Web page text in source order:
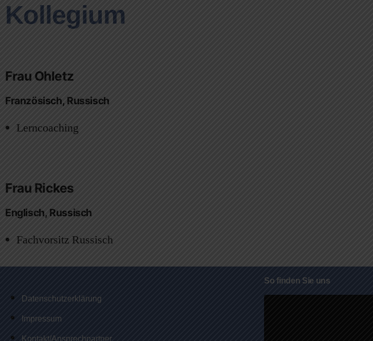
Kollegium
Frau Ohletz
Französisch, Russisch
Lerncoaching
Frau Rickes
Englisch, Russisch
Fachvorsitz Russisch
Datenschutzerklärung
Impressum
Kontakt/Ansprechpartner
So finden Sie uns